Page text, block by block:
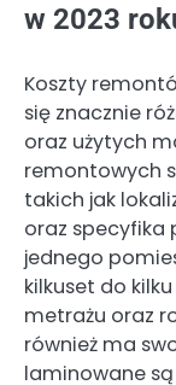
w 2023
Koszty
się znacznie
oraz użytych
remontowych
takich jak
oraz specyfika
jednego
kilkuset do
metrażu oraz
również ma
laminowane